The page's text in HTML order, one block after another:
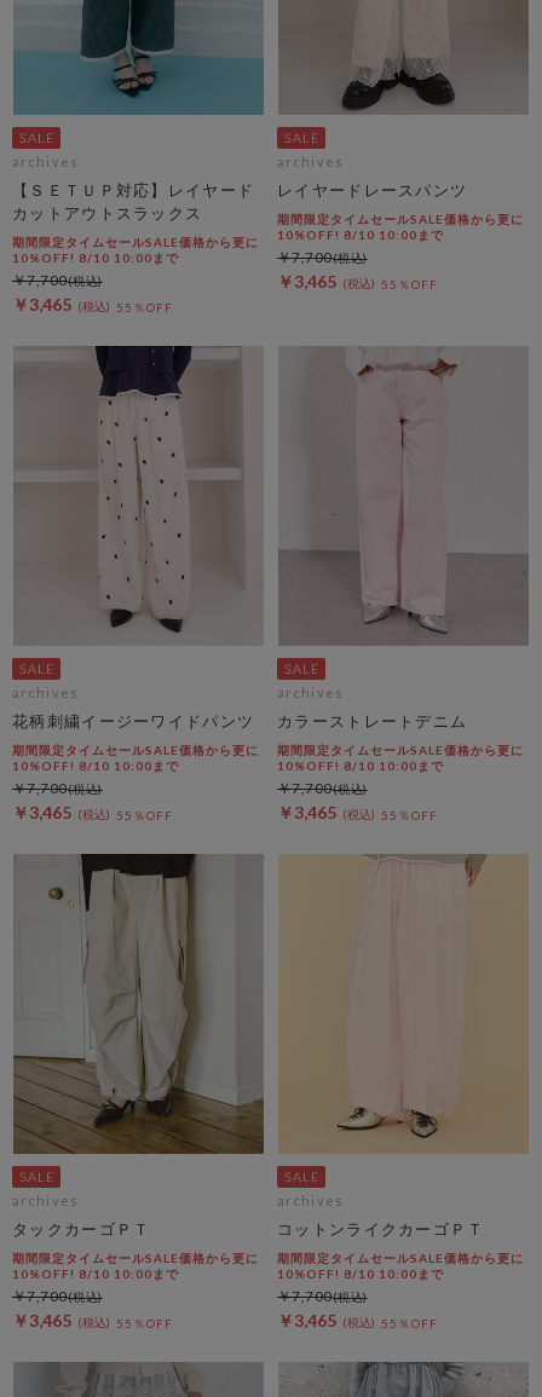
archives
【ＳＥＴＵＰ対応】レイヤード
カットアウトスラックス
期間限定タイムセールSALE価格から更に
10%OFF! 8/10 10:00まで
￥3,465 55％OFF
￥7,700
archives
レイヤードレースパンツ
期間限定タイムセールSALE価格から更に
10%OFF! 8/10 10:00まで
￥3,465 55％OFF
￥7,700
archives
花柄刺繍イージーワイドパンツ
期間限定タイムセールSALE価格から更に
10%OFF! 8/10 10:00まで
￥3,465 55％OFF
￥7,700
archives
カラーストレートデニム
期間限定タイムセールSALE価格から更に
10%OFF! 8/10 10:00まで
￥3,465 55％OFF
￥7,700
archives
タックカーゴＰＴ
期間限定タイムセールSALE価格から更に
10%OFF! 8/10 10:00まで
￥3,465 55％OFF
￥7,700
archives
コットンライクカーゴＰＴ
期間限定タイムセールSALE価格から更に
10%OFF! 8/10 10:00まで
￥3,465 55％OFF
￥7,700